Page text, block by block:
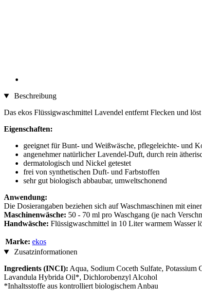
Beschreibung
Das ekos Flüssigwaschmittel Lavendel entfernt Flecken und
Eigenschaften:
geeignet für Bunt- und Weißwäsche, pflegeleichte- und
angenehmer natürlicher Lavendel-Duft, durch rein
dermatologisch und Nickel getestet
frei von synthetischen Duft- und Farbstoffen
sehr gut biologisch abbaubar, umweltschonend
Anwendung:
Die Dosierangaben beziehen sich auf Waschmaschinen mit
Maschinenwäsche: 50 - 70 ml pro Waschgang (je nach
Handwäsche: Flüssigwaschmittel in 10 Liter warmem Wasser
Marke: ekos
Zusatzinformationen
Ingredients (INCI): Aqua, Sodium Coceth Sulfate,
Lavandula Hybrida Oil*, Dichlorobenzyl Alcohol
*Inhaltsstoffe aus kontrolliert biologischem Anbau